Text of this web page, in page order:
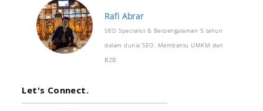
Rafi Abrar
SEO Specialist & Berpengalaman 5 tahun
dalam dunia SEO. Membantu UMKM dan
B2B.
Let's Connect.